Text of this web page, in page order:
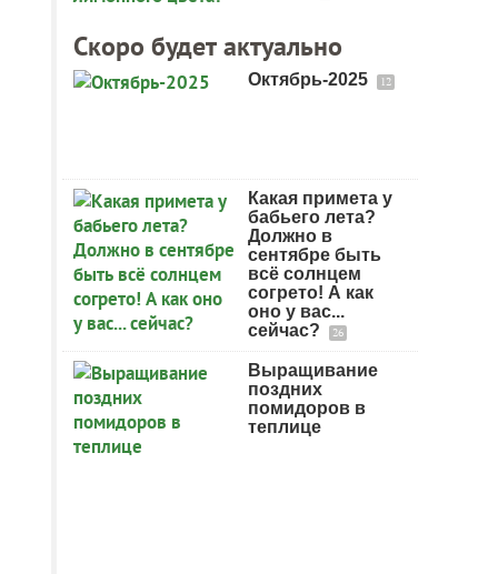
Скоро будет актуально
Октябрь-2025 12
Какая примета у
бабьего лета?
Должно в
сентябре быть
всё солнцем
согрето! А как
оно у вас...
сейчас?
26
Выращивание
поздних
помидоров в
теплице